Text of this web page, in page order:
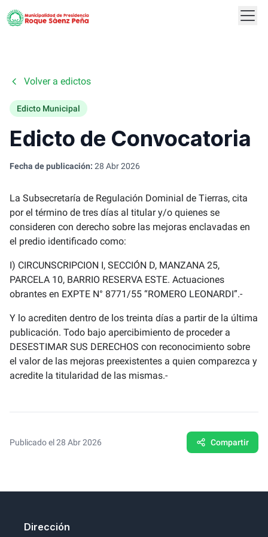
Volver a edictos
Edicto Municipal
Edicto de Convocatoria
Fecha de publicación: 28 Abr 2026
La Subsecretaría de Regulación Dominial de Tierras, cita
por el término de tres días al titular y/o quienes se
consideren con derecho sobre las mejoras enclavadas en
el predio identificado como:
I) CIRCUNSCRIPCION I, SECCIÓN D, MANZANA 25,
PARCELA 10, BARRIO RESERVA ESTE. Actuaciones
obrantes en EXPTE N° 8771/55 “ROMERO LEONARDI”.-
Y lo acrediten dentro de los treinta días a partir de la última
publicación. Todo bajo apercibimiento de proceder a
DESESTIMAR SUS DERECHOS con reconocimiento sobre
el valor de las mejoras preexistentes a quien comparezca y
acredite la titularidad de las mismas.-
Publicado el 28 Abr 2026 Compartir
Dirección